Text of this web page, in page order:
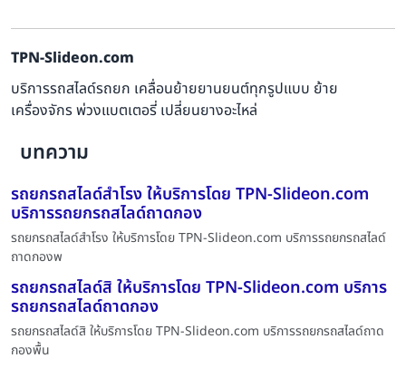
TPN-Slideon.com
บริการรถสไลด์รถยก เคลื่อนย้ายยานยนต์ทุกรูปแบบ ย้าย
เครื่องจักร พ่วงแบตเตอรี่ เปลี่ยนยางอะไหล่
บทความ
รถยกรถสไลด์สำโรง ให้บริการโดย TPN-Slideon.com
บริการรถยกรถสไลด์ถาดกอง
รถยกรถสไลด์สำโรง ให้บริการโดย TPN-Slideon.com บริการรถยกรถสไลด์
ถาดกองพ
รถยกรถสไลด์สิ ให้บริการโดย TPN-Slideon.com บริการ
รถยกรถสไลด์ถาดกอง
รถยกรถสไลด์สิ ให้บริการโดย TPN-Slideon.com บริการรถยกรถสไลด์ถาด
กองพื้น